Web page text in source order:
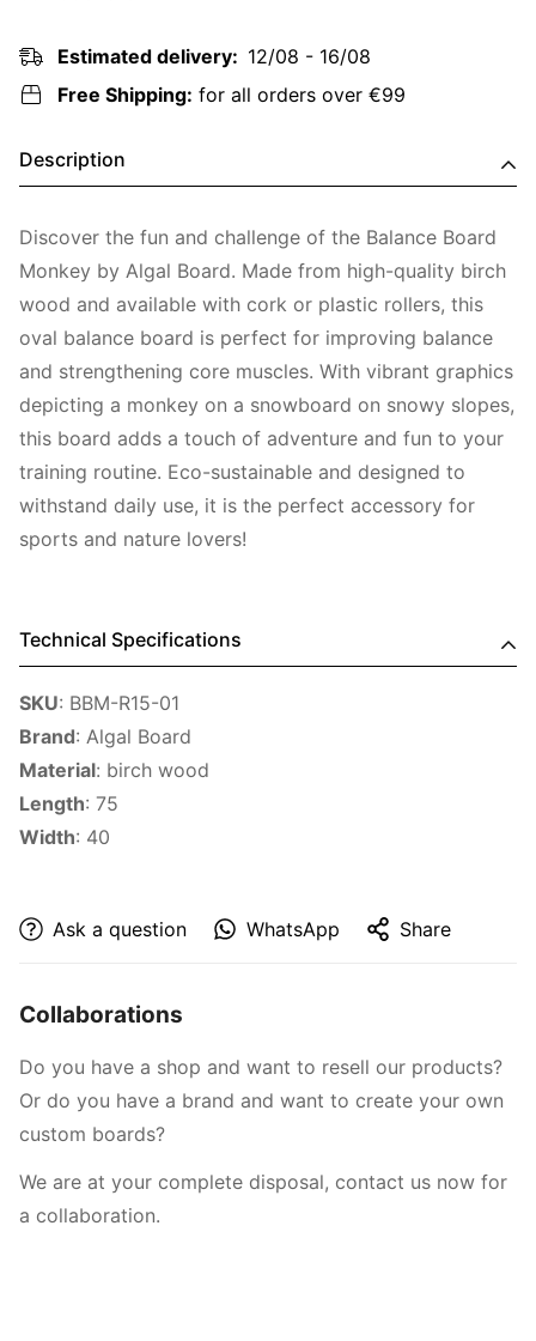
Estimated delivery: 12/08 - 16/08
Free Shipping: for all orders over €99
Description
Discover the fun and challenge of the Balance Board
Monkey by Algal Board. Made from high-quality birch
wood and available with cork or plastic rollers, this
oval balance board is perfect for improving balance
and strengthening core muscles. With vibrant graphics
depicting a monkey on a snowboard on snowy slopes,
this board adds a touch of adventure and fun to your
training routine. Eco-sustainable and designed to
withstand daily use, it is the perfect accessory for
sports and nature lovers!
Technical Specifications
SKU: BBM-R15-01
Brand: Algal Board
Material: birch wood
Length: 75
Width: 40
Ask a question WhatsApp Share
Collaborations
Do you have a shop and want to resell our products?
Or do you have a brand and want to create your own
custom boards?
We are at your complete disposal, contact us now for
a collaboration.